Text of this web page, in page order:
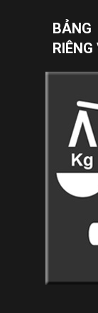
RIÊNG